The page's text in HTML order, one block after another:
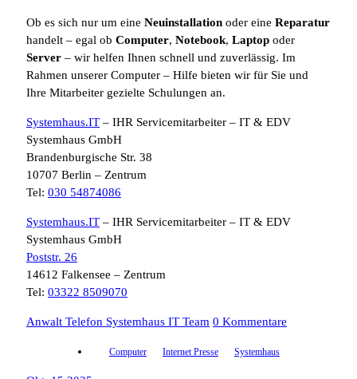
Ob es sich nur um eine Neuinstallation oder eine Reparatur
handelt – egal ob Computer, Notebook, Laptop oder
Server – wir helfen Ihnen schnell und zuverlässig. Im
Rahmen unserer Computer – Hilfe bieten wir für Sie und
Ihre Mitarbeiter gezielte Schulungen an.
Systemhaus.IT – IHR Servicemitarbeiter – IT & EDV
Systemhaus GmbH
Brandenburgische Str. 38
10707 Berlin – Zentrum
Tel: 030 54874086
Systemhaus.IT – IHR Servicemitarbeiter – IT & EDV
Systemhaus GmbH
Poststr. 26
14612 Falkensee – Zentrum
Tel: 03322 8509070
Anwalt Telefon Systemhaus IT Team 0 Kommentare
Computer Internet Presse Systemhaus